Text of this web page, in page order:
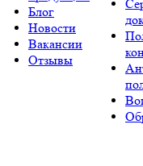
Блог
Новости
Вакансии
Отзывы